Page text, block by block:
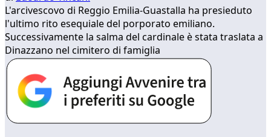
L'arcivescovo di Reggio Emilia-Guastalla ha presieduto
l'ultimo rito esequiale del porporato emiliano.
Successivamente la salma del cardinale è stata traslata a
Dinazzano nel cimitero di famiglia